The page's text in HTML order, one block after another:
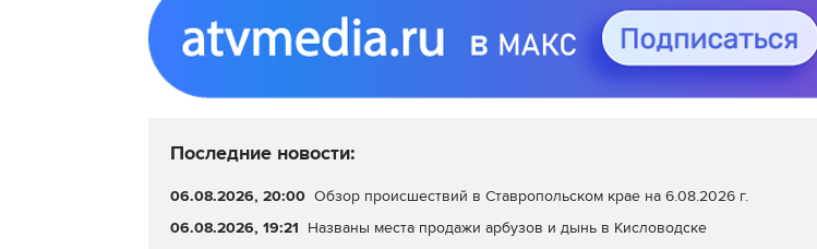
Последние новости:
06.08.2026, 20:00 Обзор происшествий в Ставропольском крае на 6.08.2026 г.
06.08.2026, 19:21 Названы места продажи арбузов и дынь в Кисловодске